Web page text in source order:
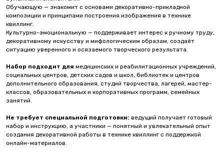
Обучающую — знакомит с основами декоративно-прикладной
композиции и принципами построения изображения в технике
квиллинг.
Культурно-эмоциональную — поддерживает интерес к ручному труду,
декоративному искусству и мифологическим образам, создаёт
ситуацию уверенного и осязаемого творческого результата.
Набор подходит для медицинских и реабилитационных учреждений,
социальных центров, детских садов и школ, библиотек и центров
дополнительного образования, студий творчества, лагерей, мастер-
классов, образовательных и корпоративных программ, семейных
занятий.
Не требует специальной подготовки: ведущий получает готовый
набор и инструкцию, а участники — понятный и увлекательный опыт
создания декоративной работы в технике квиллинг с поддержкой
онлайн-материалов.